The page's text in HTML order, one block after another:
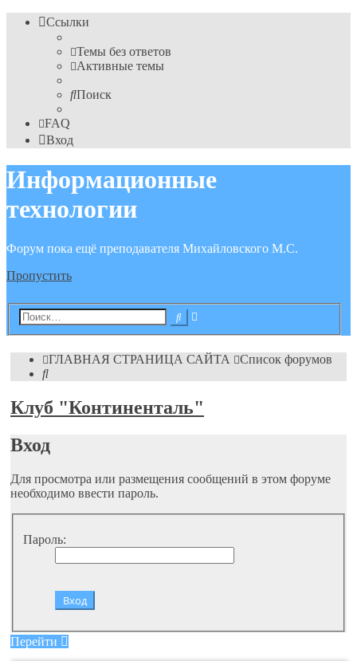
Ссылки
Темы без ответов
Активные темы
Поиск
FAQ
Вход
Информационные
технологии
Форум пока ещё преподавателя Михайловского М.С.
Пропустить
Поиск
ГЛАВНАЯ СТРАНИЦА САЙТА
Список форумов
Поиск
Клуб "Континенталь"
Вход
Для просмотра или размещения сообщений в этом форуме
необходимо ввести пароль.
Пароль:
Перейти